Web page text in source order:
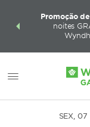
Ganhe
pacote
Promoção
noites
SEX,